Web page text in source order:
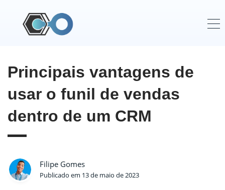
Principais vantagens de
usar o funil de vendas
dentro de um CRM
Filipe Gomes
Publicado em 13 de maio de 2023